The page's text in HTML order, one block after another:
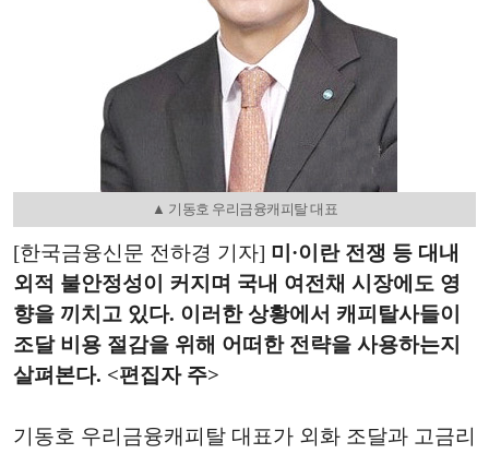
▲ 기동호 우리금융캐피탈 대표
[한국금융신문 전하경 기자] 미·이란 전쟁 등 대내
외적 불안정성이 커지며 국내 여전채 시장에도 영
향을 끼치고 있다. 이러한 상황에서 캐피탈사들이
조달 비용 절감을 위해 어떠한 전략을 사용하는지
살펴본다. <편집자 주>
기동호 우리금융캐피탈 대표가 외화 조달과 고금리